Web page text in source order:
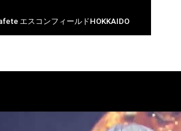
エスコンフィールドHOKKAIDO